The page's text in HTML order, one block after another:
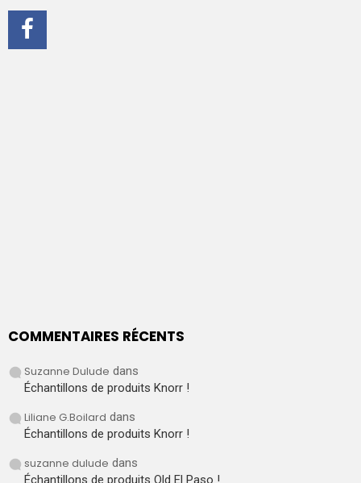
COMMENTAIRES RÉCENTS
Suzanne Dulude dans
Échantillons de produits Knorr !
Liliane G.Boilard dans
Échantillons de produits Knorr !
suzanne dulude dans
Échantillons de produits Old El Paso !